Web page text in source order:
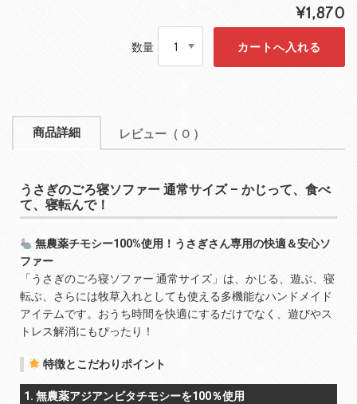
¥1,870
数量
商品詳細 レビュー （ 0 ）
うさぎのごろ寝ソファー 通常サイズ – かじって、食べ
て、寝転んで！
無農薬チモシー100%使用！うさぎさん専用の快適＆安心ソ
ファー
「うさぎのごろ寝ソファー 通常サイズ」は、かじる、遊ぶ、寝
転ぶ、さらには牧草入れとしても使える多機能なハンドメイド
アイテムです。おうち時間を快適にするだけでなく、遊びやス
トレス解消にもぴったり！
特徴とこだわりポイント
1. 無農薬アジアンビタチモシーを100％使用